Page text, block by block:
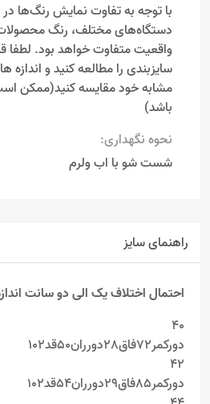
با توجه به تفاوت نمایش رنگ‌ها
واقعیت متفاوت خواهد بود. لطفا
سایزبندی را مطالعه کنید و اندازه
مشابه خود مقایسه کنید(ممکن
باشد)
نحوه نگهداری:
شست شو با اب ولرم
راهنمای سایز
احتمال اختلاف یک الی دو سانت
۴۰
دورکمر72فاق۲8دورران50قد102
۴۲
دورکمر85فاق29دورران54قد102